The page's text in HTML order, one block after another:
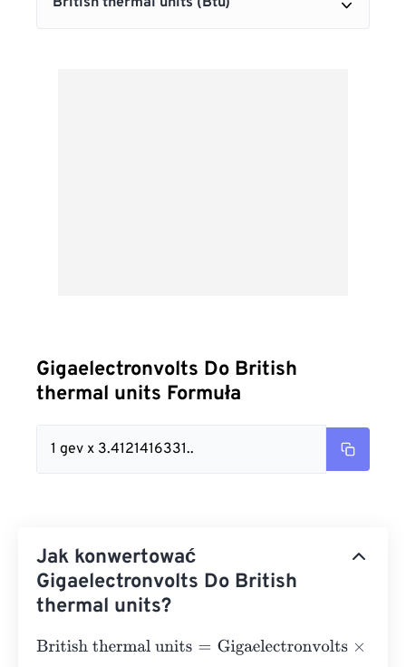
Gigaelectronvolts Do British
thermal units Formuła
1 gev x 3.4121416331..
Jak konwertować
Gigaelectronvolts Do British
thermal units?
British thermal units=Gigaelectronvolts×